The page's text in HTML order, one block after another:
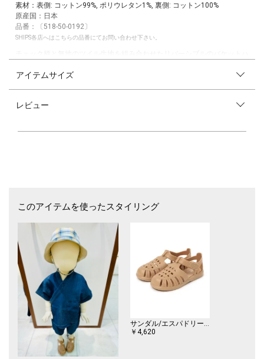
素材：表側: コットン99%, ポリウレタン1%, 裏側: コットン100%
原産国：日本
品番：〔518-50-0192〕
SHIPS各店へはこちらの品番にてお問い合わせ下さい。
ネイビー×イエローが色鮮やかな、大きめのマドラスチェック生地を使
裏側は、適度なハリのある無地のツイル生地を使用し、オールシーズンお
アイテムサイズ
レビュー
このアイテムを使ったスタイリング
￥4,620